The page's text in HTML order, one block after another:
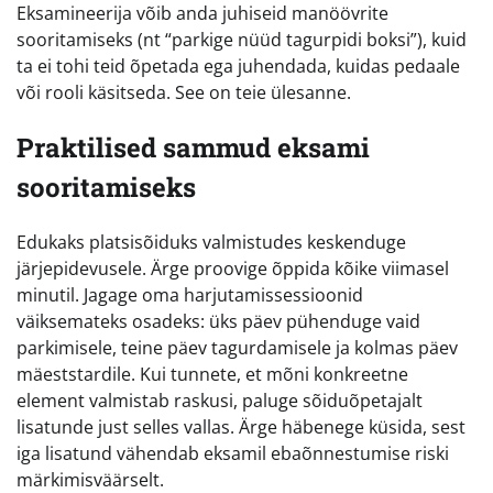
Eksamineerija võib anda juhiseid manöövrite
sooritamiseks (nt “parkige nüüd tagurpidi boksi”), kuid
ta ei tohi teid õpetada ega juhendada, kuidas pedaale
või rooli käsitseda. See on teie ülesanne.
Praktilised sammud eksami
sooritamiseks
Edukaks platsisõiduks valmistudes keskenduge
järjepidevusele. Ärge proovige õppida kõike viimasel
minutil. Jagage oma harjutamissessioonid
väiksemateks osadeks: üks päev pühenduge vaid
parkimisele, teine päev tagurdamisele ja kolmas päev
mäeststardile. Kui tunnete, et mõni konkreetne
element valmistab raskusi, paluge sõiduõpetajalt
lisatunde just selles vallas. Ärge häbenege küsida, sest
iga lisatund vähendab eksamil ebaõnnestumise riski
märkimisväärselt.